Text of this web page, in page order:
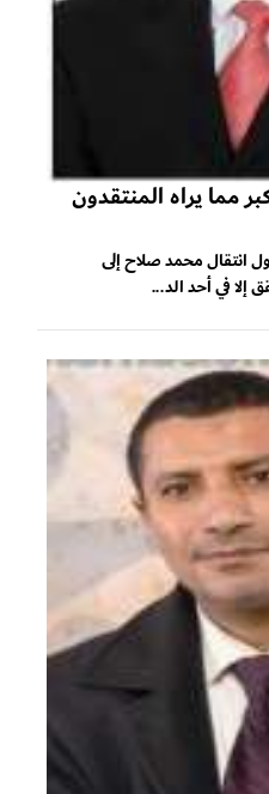
مما يراه المنتقدون
انتقال محمد صلاح إلى
إلا في أحد الد...